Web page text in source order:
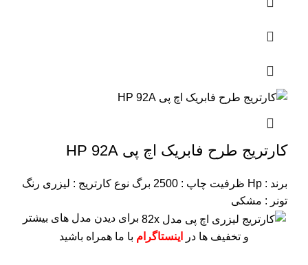
کارتریج طرح فابریک اچ پی HP 92A
برند : Hp ظرفیت چاپ : 2500 برگ نوع کارتریج : لیزری رنگ
تونر : مشکی
برای دیدن مدل های بیشتر
و تخفیف ها در
اینستاگرام با ما همراه باشید